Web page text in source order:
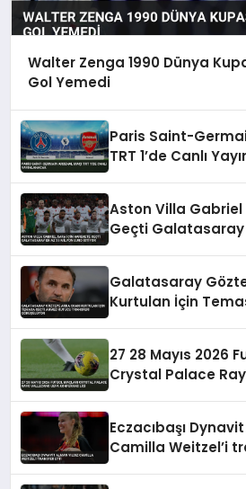
Walter Zenga 1990 Dünya
Gol Yemedi
Paris Saint-
TRT 1’de Canlı
Aston Villa
Geçti Galatasaray
Galatasaray
Kurtulan İçin
27 28 Mayıs 2026
Crystal Palace
Eczacıbaşı
Camilla Weitzel’i